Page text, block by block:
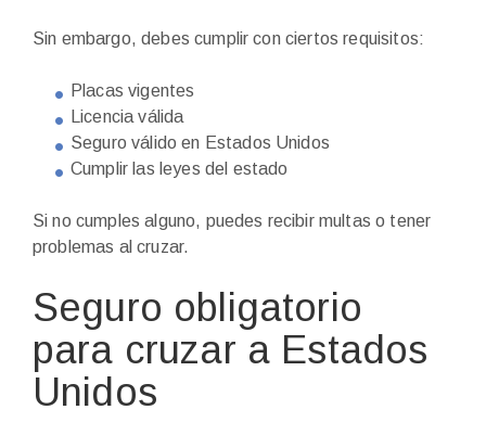
Sin embargo, debes cumplir con ciertos requisitos:
Placas vigentes
Licencia válida
Seguro válido en Estados Unidos
Cumplir las leyes del estado
Si no cumples alguno, puedes recibir multas o tener
problemas al cruzar.
Seguro obligatorio
para cruzar a Estados
Unidos